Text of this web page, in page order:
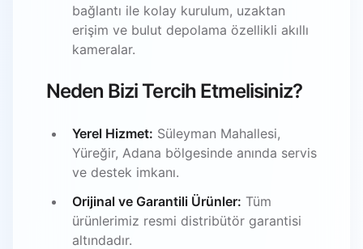
bağlantı ile kolay kurulum, uzaktan
erişim ve bulut depolama özellikli akıllı
kameralar.
Neden Bizi Tercih Etmelisiniz?
Yerel Hizmet: Süleyman Mahallesi,
Yüreğir, Adana bölgesinde anında servis
ve destek imkanı.
Orijinal ve Garantili Ürünler: Tüm
ürünlerimiz resmi distribütör garantisi
altındadır.